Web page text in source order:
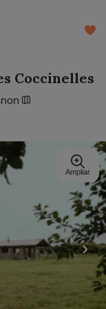
Coccinelles
Ampliar